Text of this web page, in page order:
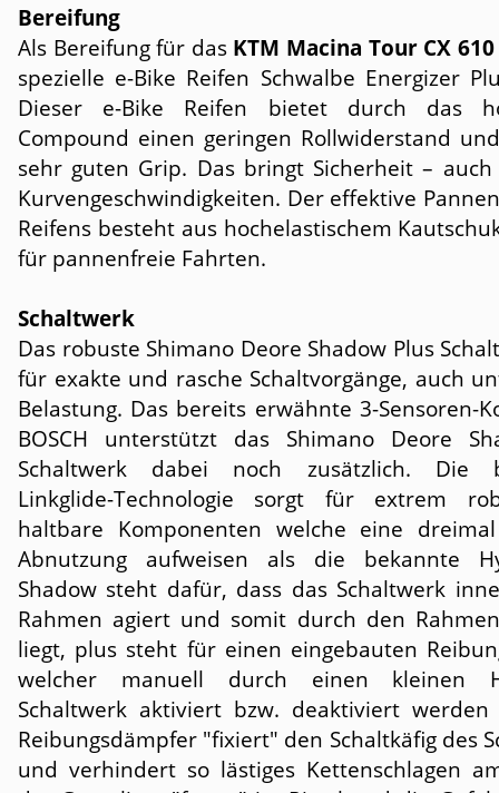
Bereifung
Als Bereifung für das KTM Macina Tour CX 610
spezielle e-Bike Reifen Schwalbe Energizer
Dieser e-Bike Reifen bietet durch das
Compound einen geringen Rollwiderstand
sehr guten Grip. Das bringt Sicherheit –
Kurvengeschwindigkeiten. Der effektive
Reifens besteht aus hochelastischem
für pannenfreie Fahrten.
Schaltwerk
Das robuste Shimano Deore Shadow Plus
für exakte und rasche Schaltvorgänge, auch
Belastung. Das bereits erwähnte 3-Sensoren-
BOSCH unterstützt das Shimano Deore
Schaltwerk dabei noch zusätzlich. Die
Linkglide-Technologie sorgt für extrem
haltbare Komponenten welche eine
Abnutzung aufweisen als die bekannte
Shadow steht dafür, dass das Schaltwerk
Rahmen agiert und somit durch den
liegt, plus steht für einen eingebauten
welcher manuell durch einen kleinen
Schaltwerk aktiviert bzw. deaktiviert
Reibungsdämpfer "fixiert" den Schaltkäfig des
und verhindert so lästiges Kettenschlagen